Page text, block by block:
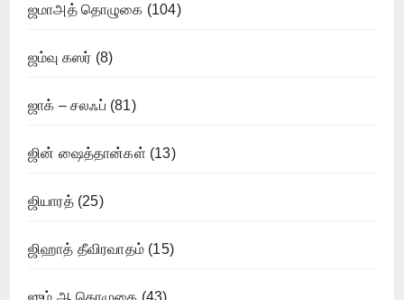
ஜமாஅத் தொழுகை (104)
ஜம்வு கஸர் (8)
ஜாக் – சலஃப் (81)
ஜின் ஷைத்தான்கள் (13)
ஜியாரத்(25)
ஜிஹாத் தீவிரவாதம் (15)
ஜும் ஆ தொழுகை (43)